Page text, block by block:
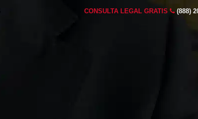
CONSULTA LEGAL GRATIS (888)